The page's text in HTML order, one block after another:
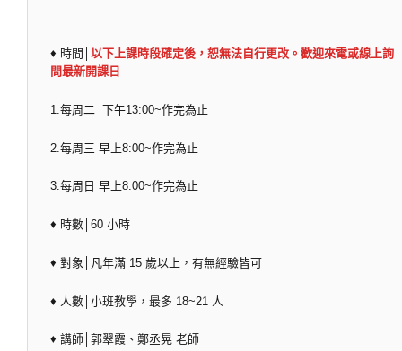
♦ 時間│ 以下上課時段確定後，恕無法自行更改。歡迎來電或線上詢
問最新開課日
1.每周二 下午13:00~作完為止
2.每周三 早上8:00~作完為止
3.每周日 早上8:00~作完為止
♦ 時數│60 小時
♦ 對象│凡年滿 15 歲以上，有無經驗皆可
♦ 人數│小班教學，最多 18~21 人
♦ 講師│郭翠霞、鄭丞晃 老師